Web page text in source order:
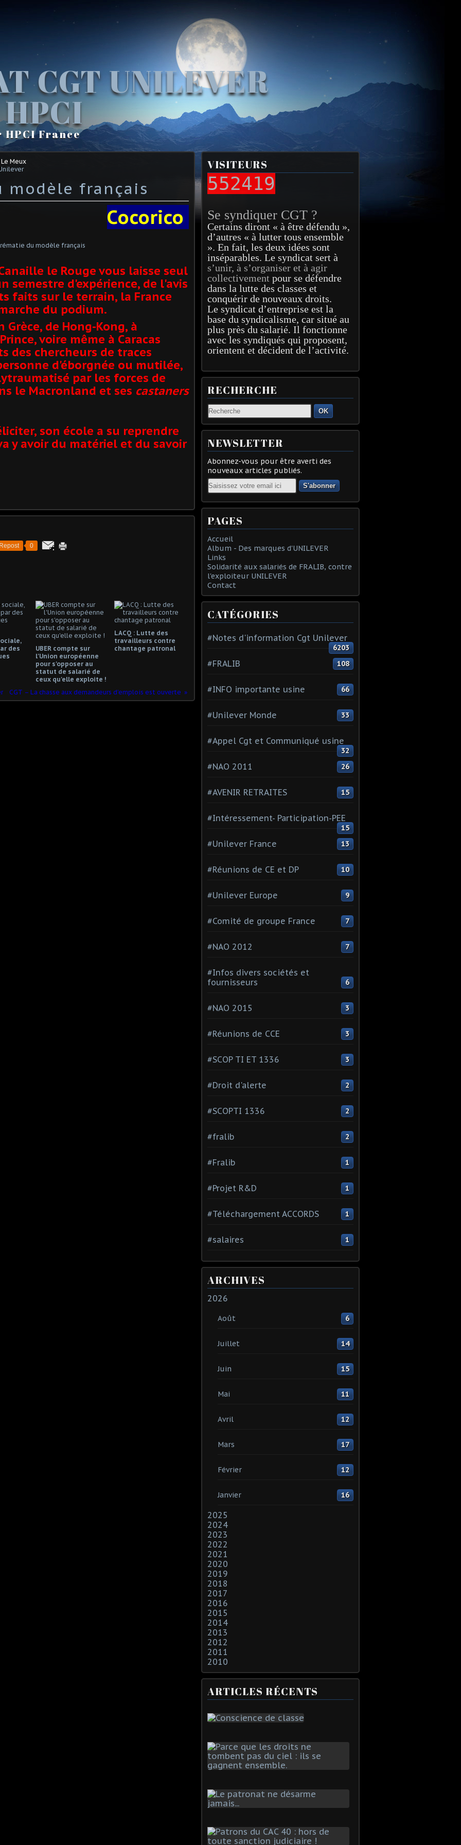
CGT UNILEVER
HPCI France
Meux
modèle français
Cocorico
le Rouge vous laisse seul
semestre d'expérience, de l'avis
faits sur le terrain, la France
du podium.
Grèce, de Hong-Kong, à
voire même à Caracas
des chercheurs de traces
d'éborgnée ou mutilée,
par les forces de
le Macronland et ses castaners
son école a su reprendre
y avoir du matériel et du savoir
Repost 0
des
UBER compte sur
l'Union européenne
pour s'opposer au
statut de salarié de
ceux qu'elle exploite !
LACQ : Lutte des
travailleurs contre
chantage patronal
CGT – La chasse aux demandeurs d’emplois est ouverte
VISITEURS
552419
Se syndiquer CGT ?
Certains diront « à être défendu »,
d’autres « à lutter tous ensemble
». En fait, les deux idées sont
inséparables. Le syndicat sert à
s’unir, à s’organiser et à agir
collectivement pour se défendre
dans la lutte des classes et
conquérir de nouveaux droits.
Le syndicat d’entreprise est la
base du syndicalisme, car situé au
plus près du salarié. Il fonctionne
avec les syndiqués qui proposent,
orientent et décident de l’activité.
RECHERCHE
OK
NEWSLETTER
Abonnez-vous pour être averti des
nouveaux articles publiés.
Email
PAGES
Accueil
Album - Des marques d'UNILEVER
Links
Solidarité aux salariés de FRALIB, contre
l'exploiteur UNILEVER
Contact
CATÉGORIES
#Notes d'information Cgt Unilever
6203
#FRALIB 108
#INFO importante usine 66
#Unilever Monde 33
#Appel Cgt et Communiqué usine
32
#NAO 2011 26
#AVENIR RETRAITES 15
#Intéressement- Participation-PEE
15
#Unilever France 13
#Réunions de CE et DP 10
#Unilever Europe 9
#Comité de groupe France 7
#NAO 2012 7
#Infos divers sociétés et
fournisseurs
6
#NAO 2015 3
#Réunions de CCE 3
#SCOP TI ET 1336 3
#Droit d'alerte 2
#SCOPTI 1336 2
#fralib 2
#Fralib 1
#Projet R&D 1
#Téléchargement ACCORDS 1
#salaires 1
ARCHIVES
2026
Août 6
Juillet 14
Juin 15
Mai 11
Avril 12
Mars 17
Février 12
Janvier 16
2025
2024
2023
2022
2021
2020
2019
2018
2017
2016
2015
2014
2013
2012
2011
2010
ARTICLES RÉCENTS